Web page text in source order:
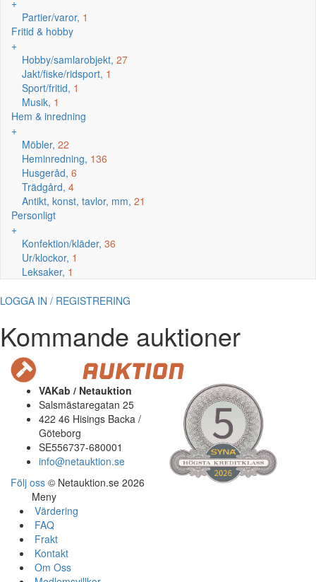
+
Partier/varor, 1
Fritid & hobby
+
Hobby/samlarobjekt, 27
Jakt/fiske/ridsport, 1
Sport/fritid, 1
Musik, 1
Hem & inredning
+
Möbler, 22
Heminredning, 136
Husgeråd, 6
Trädgård, 4
Antikt, konst, tavlor, mm, 21
Personligt
+
Konfektion/kläder, 36
Ur/klockor, 1
Leksaker, 1
LOGGA IN / REGISTRERING
Kommande auktioner
VAKab / Netauktion
Salsmästaregatan 25
422 46 Hisings Backa /
Göteborg
SE556737-680001
info@netauktion.se
Följ oss © Netauktion.se 2026
Meny
Värdering
FAQ
Frakt
Kontakt
Om Oss